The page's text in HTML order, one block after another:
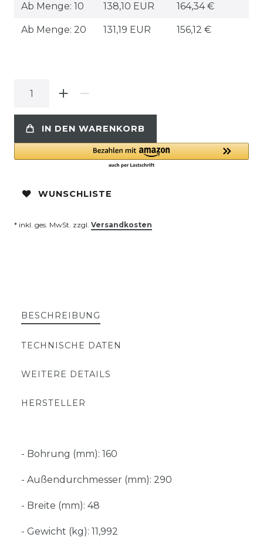
Ab Menge: 10 138,10 EUR 164,34 €
Ab Menge: 20 131,19 EUR 156,12 €
IN DEN WARENKORB
WUNSCHLISTE
* inkl. ges. MwSt. zzgl. Versandkosten
BESCHREIBUNG
TECHNISCHE DATEN
WEITERE DETAILS
HERSTELLER
- Bohrung (mm): 160
- Außendurchmesser (mm): 290
- Breite (mm): 48
- Gewicht (kg): 11,992